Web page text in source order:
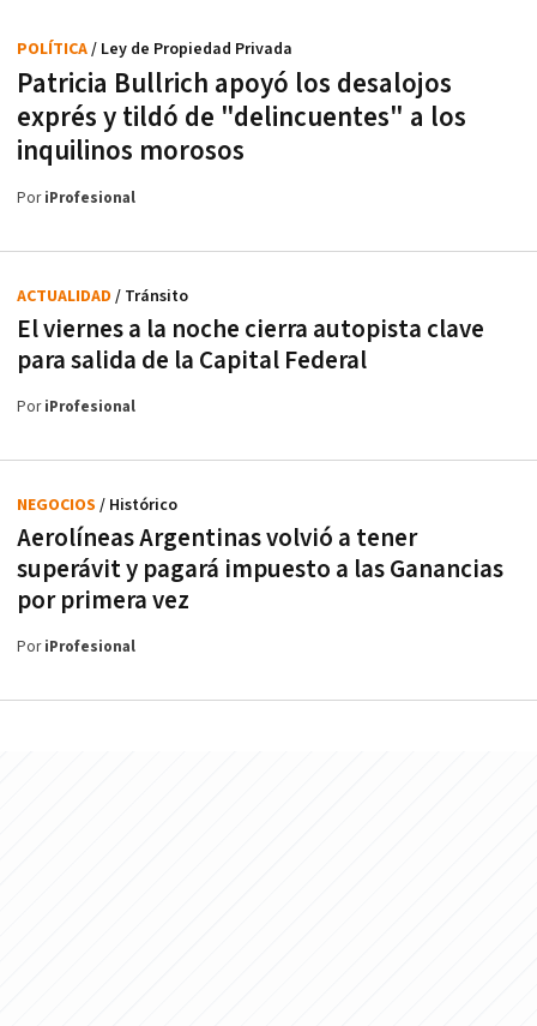
Patricia Bullrich apoyó los desalojos
exprés y tildó de "delincuentes" a los
inquilinos morosos
POLÍTICA/ Ley de Propiedad Privada
PoriProfesional
El viernes a la noche cierra autopista clave
para salida de la Capital Federal
ACTUALIDAD / Tránsito
PoriProfesional
Aerolíneas Argentinas volvió a tener
superávit y pagará impuesto a las Ganancias
por primera vez
NEGOCIOS / Histórico
PoriProfesional